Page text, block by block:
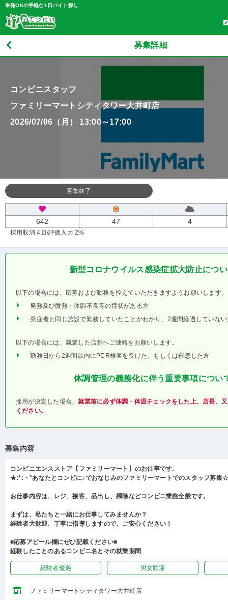
単発OKの手軽な1日バイト探し
募集詳細
コンビニスタッフ
ファミリーマートシティタワー大井町店
2026/07/06（月） 13:00～17:00
募集終了
642 47 4
採用取消 4回 /評価入力 2%
新型コロナウイルス感染症拡大防止につ
以下の場合には、応募および勤務を控えていただきますようお願いします。
発熱及び微熱・体調不良等の症状がある方
発症者と同じ施設で勤務していたことがわかり、2週間経過していな
以下の場合には、就業した店舗へご連絡をお願いします。
勤務日から2週間以内にPCR検査を受けた、もしくは罹患した方
体調管理の義務化に伴う重要事項につい
採用が決定した場合、就業前に必ず体調・体温チェックをした上、店長、
ください。
募集内容
コンビニエンスストア【ファミリーマート】のお仕事です。
★:*:・°あなたとコンビに♪でおなじみのファミリーマートでのスタッフ募集
お仕事内容は、レジ、接客、品出し、掃除などコンビニ業務全般です。
まずは、私たちと一緒にお仕事してみませんか？
経験者大歓迎、丁寧に指導しますので、ご安心ください！
■応募アピール欄にぜひ記載ください■
経験したことのあるコンビニ名とその就業期間
経験者優遇 男女歓迎
ファミリーマートシティタワー大井町店